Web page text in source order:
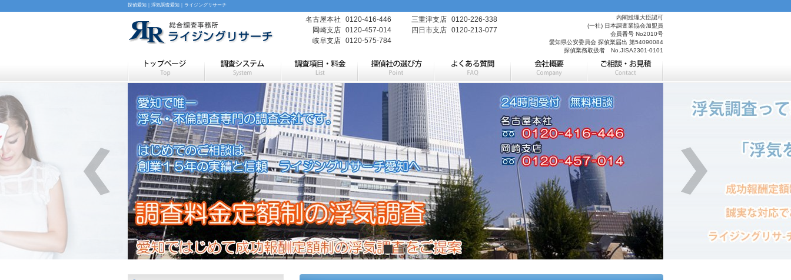
探偵愛知｜浮気調査愛知｜ライジングリサーチ
名古屋本社 0120-416-446 三重津支店 0120-226-338
岡崎支店 0120-457-014 四日市支店 0120-213-077
岐阜支店 0120-575-784
内閣総理大臣認可
(一社) 日本調査業協会加盟員
会員番号 No2010号
愛知県公安委員会 探偵業届出 第54090084
探偵業務取扱者 No.JISA2301-0101